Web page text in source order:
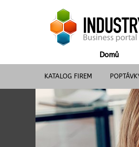
Domů
KATALOG FIREM